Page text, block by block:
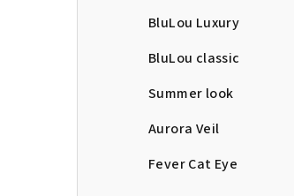
BluLou Luxury
BluLou classic
Summer look
Aurora Veil
Fever Cat Eye